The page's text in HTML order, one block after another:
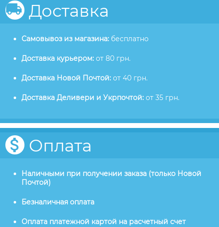
Доставка
Самовывоз из магазина: бесплатно
Доставка курьером: от 80 грн.
Доставка Новой Почтой: от 40 грн.
Доставка Деливери и Укрпочтой: от 35 грн.
Оплата
Наличными при получении заказа (только Новой
Почтой)
Безналичная оплата
Оплата платежной картой на расчетный счет